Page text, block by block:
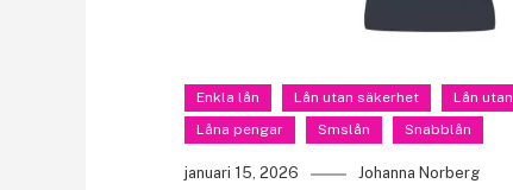
Enkla lån Lån utan säkerhet
Lån
Låna pengar
Smslån Snabblån
januari 15, 2026 Johanna Norberg